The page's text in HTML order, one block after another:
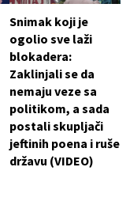
Snimak koji je
ogolio sve laži
blokadera:
Zaklinjali se da
nemaju veze sa
politikom, a sada
postali skupljači
jeftinih poena i ruše
državu (VIDEO)